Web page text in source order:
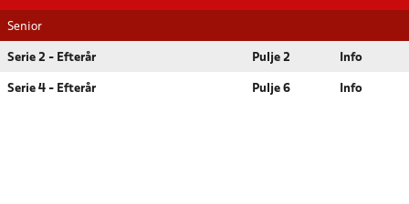
Senior
Serie 2 - Efterår Pulje 2 Info
Serie 4 - Efterår Pulje 6 Info